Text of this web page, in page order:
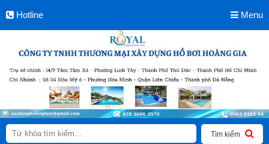
Hotline Menu
Tìm kiếm